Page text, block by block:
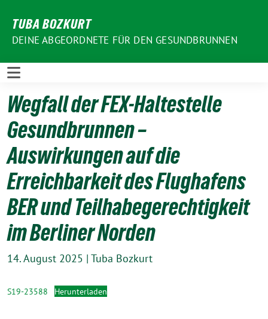
zum
Inhalt
TUBA BOZKURT
DEINE ABGEORDNETE FÜR DEN GESUNDBRUNNEN
Wegfall der FEX-Haltestelle
Gesundbrunnen –
Auswirkungen auf die
Erreichbarkeit des Flughafens
BER und Teilhabegerechtigkeit
im Berliner Norden
14. August 2025 | Tuba Bozkurt
S19-23588 Herunterladen